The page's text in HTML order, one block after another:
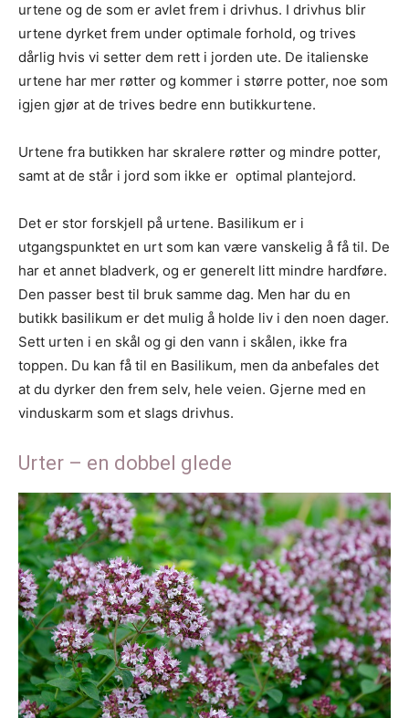
urtene og de som er avlet frem i drivhus. I drivhus blir
urtene dyrket frem under optimale forhold, og trives
dårlig hvis vi setter dem rett i jorden ute. De italienske
urtene har mer røtter og kommer i større potter, noe som
igjen gjør at de trives bedre enn butikkurtene.
Urtene fra butikken har skralere røtter og mindre potter,
samt at de står i jord som ikke er optimal plantejord.
Det er stor forskjell på urtene. Basilikum er i
utgangspunktet en urt som kan være vanskelig å få til. De
har et annet bladverk, og er generelt litt mindre hardføre.
Den passer best til bruk samme dag. Men har du en
butikk basilikum er det mulig å holde liv i den noen dager.
Sett urten i en skål og gi den vann i skålen, ikke fra
toppen. Du kan få til en Basilikum, men da anbefales det
at du dyrker den frem selv, hele veien. Gjerne med en
vinduskarm som et slags drivhus.
Urter – en dobbel glede